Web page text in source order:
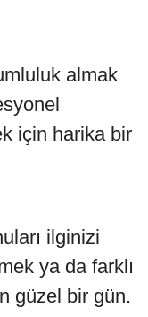
almak
için harika bir
ilginizi
ya da farklı
güzel bir gün.